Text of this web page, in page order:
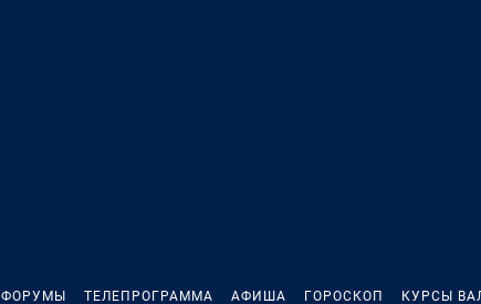
ФОРУМЫ ТЕЛЕПРОГРАММА АФИША ГОРОСКОП КУРСЫ